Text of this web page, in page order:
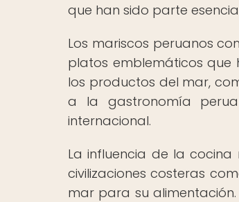
que han sido parte
Los mariscos peruanos
platos emblemáticos
los productos del mar,
a la gastronomía
internacional.
La influencia de la
civilizaciones costeras
mar para su